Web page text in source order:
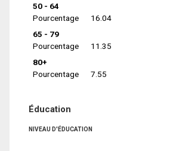
50 - 64
Pourcentage
16.04
65 - 79
Pourcentage
11.35
80+
Pourcentage
7.55
Éducation
NIVEAU D'ÉDUCATION